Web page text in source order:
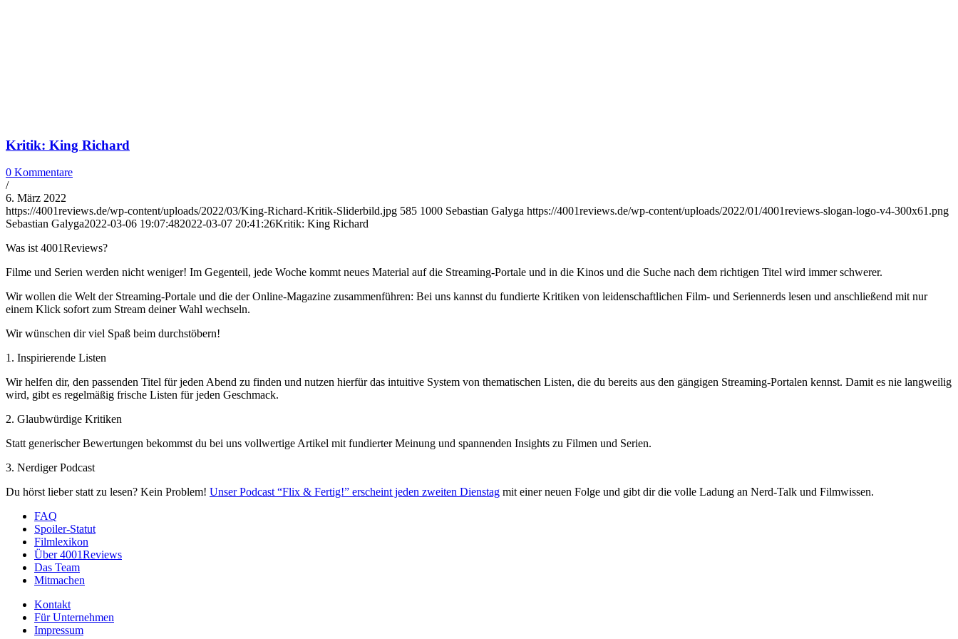
Kritik: King Richard
0 Kommentare
/
6. März 2022
https://4001reviews.de/wp-content/uploads/2022/03/King-Richard-Kritik-Sliderbild.jpg 585 1000 Sebastian Galyga https://4001reviews.de/wp-content/uploads/2022/01/4001reviews-slogan-logo-v4-300x61.png
Sebastian Galyga2022-03-06 19:07:482022-03-07 20:41:26Kritik: King Richard
Was ist 4001Reviews?
Filme und Serien werden nicht weniger! Im Gegenteil, jede Woche kommt neues Material auf die Streaming-Portale und in die Kinos und die Suche nach dem richtigen Titel wird immer schwerer.
Wir wollen die Welt der Streaming-Portale und die der Online-Magazine zusammenführen: Bei uns kannst du fundierte Kritiken von leidenschaftlichen Film- und Seriennerds lesen und anschließend mit nur
einem Klick sofort zum Stream deiner Wahl wechseln.
Wir wünschen dir viel Spaß beim durchstöbern!
1. Inspirierende Listen
Wir helfen dir, den passenden Titel für jeden Abend zu finden und nutzen hierfür das intuitive System von thematischen Listen, die du bereits aus den gängigen Streaming-Portalen kennst. Damit es nie langweilig
wird, gibt es regelmäßig frische Listen für jeden Geschmack.
2. Glaubwürdige Kritiken
Statt generischer Bewertungen bekommst du bei uns vollwertige Artikel mit fundierter Meinung und spannenden Insights zu Filmen und Serien.
3. Nerdiger Podcast
Du hörst lieber statt zu lesen? Kein Problem! Unser Podcast “Flix & Fertig!” erscheint jeden zweiten Dienstag mit einer neuen Folge und gibt dir die volle Ladung an Nerd-Talk und Filmwissen.
FAQ
Spoiler-Statut
Filmlexikon
Über 4001Reviews
Das Team
Mitmachen
Kontakt
Für Unternehmen
Impressum